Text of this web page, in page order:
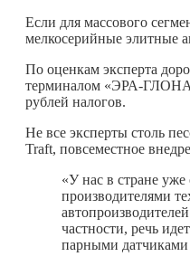
Если для массового
мелкосерийные элитные
По оценкам эксперта
терминалом «ЭРА-
рублей налогов.
Не все эксперты столь
Traft, повсеместное
«У нас в стране
производителями
частности, речь
парными